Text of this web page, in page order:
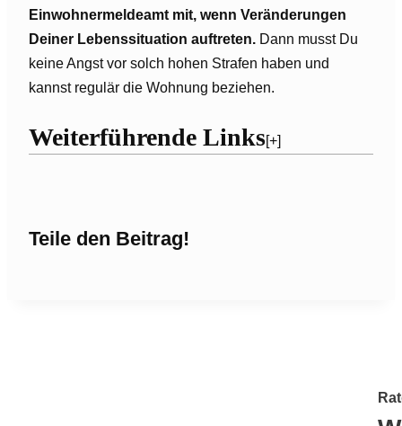
Einwohnermeldeamt mit, wenn Veränderungen
Deiner Lebenssituation auftreten. Dann musst Du
keine Angst vor solch hohen Strafen haben und
kannst regulär die Wohnung beziehen.
Weiterführende Links[+]
Teile den Beitrag!